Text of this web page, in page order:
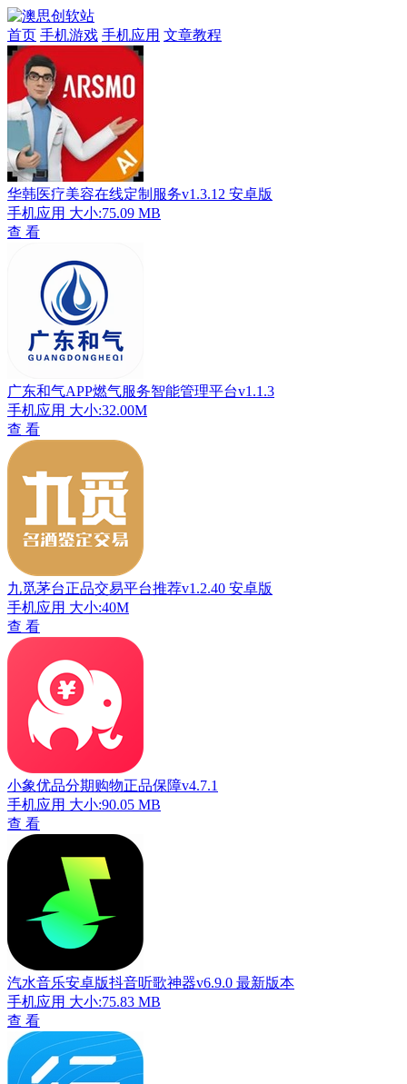
首页 手机游戏 手机应用 文章教程
华韩医疗美容在线定制服务v1.3.12 安卓版
手机应用 大小:75.09 MB
查 看
广东和气APP燃气服务智能管理平台v1.1.3
手机应用 大小:32.00M
查 看
九觅茅台正品交易平台推荐v1.2.40 安卓版
手机应用 大小:40M
查 看
小象优品分期购物正品保障v4.7.1
手机应用 大小:90.05 MB
查 看
汽水音乐安卓版抖音听歌神器v6.9.0 最新版本
手机应用 大小:75.83 MB
查 看